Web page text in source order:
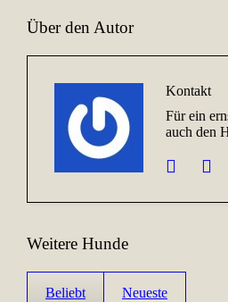
Über den Autor
Kontakt
Für ein
auch den
Weitere Hunde
Beliebt Neueste